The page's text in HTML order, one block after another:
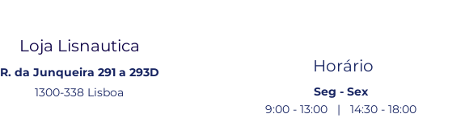
Loja Lisnautica
R. da Junqueira 291 a 293D
1300-338 Lisboa
Horário
Seg - Sex
9:00 - 13:00 | 14:30 - 18:00